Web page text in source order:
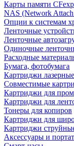
Карты памяти
NAS (Network Attach
Опции к системам
Ленточные
Ленточные
Одиночные
Расходные
Бумага, фотобумага
Картриджи лазерные
Совместимые
Картриджи для
Картриджи для
Тонеры для копиров
Картриджи для
Картриджи
Аксессуары и